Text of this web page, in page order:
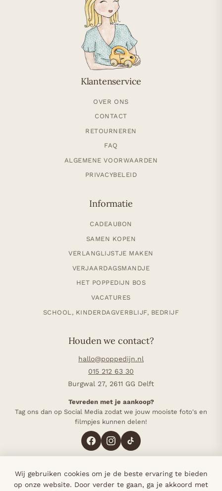
Klantenservice
OVER ONS
CONTACT
RETOURNEREN
FAQ
ALGEMENE VOORWAARDEN
PRIVACYBELEID
Informatie
CADEAUBON
SAMEN KOPEN
VERLANGLIJSTJE MAKEN
VERJAARDAGSMANDJE
HET POPPEDIJN BOS
VACATURES
SCHOOL, KINDERDAGVERBLIJF, BEDRIJF
Houden we contact?
hallo@poppedijn.nl
015 212 63 30
Burgwal 27, 2611 GG Delft
Tevreden met je aankoop?
Tag ons dan op Social Media zodat we jouw mooiste foto's en
filmpjes kunnen delen!
4,8 op Google (117 reviews)·Sinds 1985 in Delft·
Bij elke bestelling planten we een boom
Wij gebruiken cookies om je de beste ervaring te bieden
op onze website. Door verder te gaan, ga je akkoord met